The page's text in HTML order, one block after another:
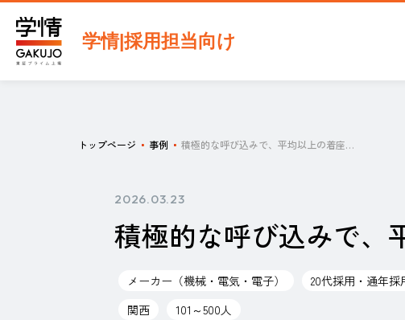
学情|採用担当向け
トップページ 事例 積極的な呼び込みで、平均以上の着座数を達成
2026.03.23
積極的な呼び込みで、
メーカー（機械・電気・電子） 20代採用・通年採
関西
101～500人